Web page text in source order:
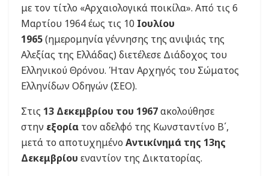
με τον τίτλο «Αρχαιολογικά ποικίλα». Από τις 6
Μαρτίου 1964 έως τις 10 Ιουλίου
1965(ημερομηνία γέννησης της ανιψιάς της
Αλεξίας της Ελλάδας) διετέλεσε Διάδοχος του
Ελληνικού Θρόνου. Ήταν Αρχηγός του Σώματος
Ελληνίδων Οδηγών (ΣΕΟ).
Στις 13 Δεκεμβρίου του 1967ακολούθησε
στην εξορία τον αδελφό της Κωνσταντίνο Β΄,
μετά το αποτυχημένο Αντικίνημά της 13ης
Δεκεμβρίου εναντίον της Δικτατορίας.